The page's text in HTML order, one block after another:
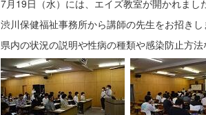
7月19日（水）には、エイズ教室が開かれました
渋川保健福祉事務所から講師の先生をお招きし
県内の状況の説明や性病の種類や感染防止方法